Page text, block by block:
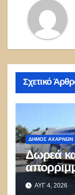
Σχετικό
ΔΉΜΟΣ ΑΧΑΡΝΏΝ
Δωρεά
ΑΥΓ 4, 2026